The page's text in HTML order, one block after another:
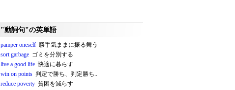
"動詞句"の英単語
pamper oneself 勝手気ままに振る舞う
sort garbage ゴミを分別する
live a good life 快適に暮らす
win on points 判定で勝ち、判定勝ち..
reduce poverty 貧困を減らす